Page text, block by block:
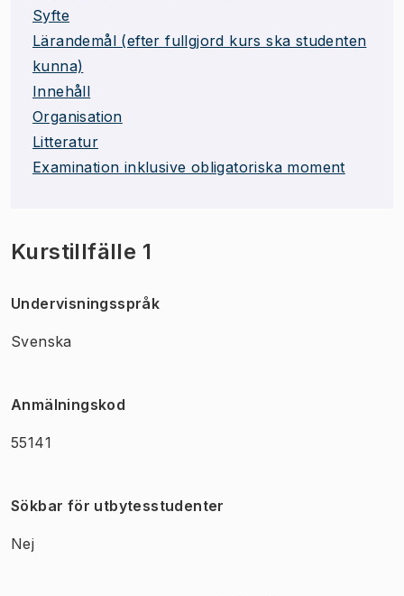
Syfte
Lärandemål (efter fullgjord kurs ska studenten
kunna)
Innehåll
Organisation
Litteratur
Examination inklusive obligatoriska moment
Kurstillfälle 1
Undervisningsspråk
Svenska
Anmälningskod
55141
Sökbar för utbytesstudenter
Nej